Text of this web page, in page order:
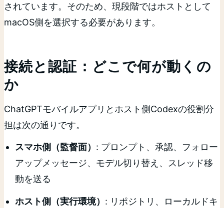
されています。そのため、現段階ではホストとして
macOS側を選択する必要があります。
接続と認証：どこで何が動くの
か
ChatGPTモバイルアプリとホスト側Codexの役割分
担は次の通りです。
スマホ側（監督面） : プロンプト、承認、フォロー
アップメッセージ、モデル切り替え、スレッド移
動を送る
ホスト側（実行環境） : リポジトリ、ローカルドキ